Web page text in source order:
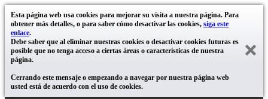
Esta página web usa cookies para mejorar su visita a nuestra página. Para
obtener más detalles, o para saber cómo desactivar las cookies, siga este
enlace.
Debe saber que al eliminar nuestras cookies o desactivar cookies futuras es
posible que no tenga acceso a ciertas áreas o características de nuestra
página.
Cerrando este mensaje o empezando a navegar por nuestra página web
usted está de acuerdo con el uso de cookies.